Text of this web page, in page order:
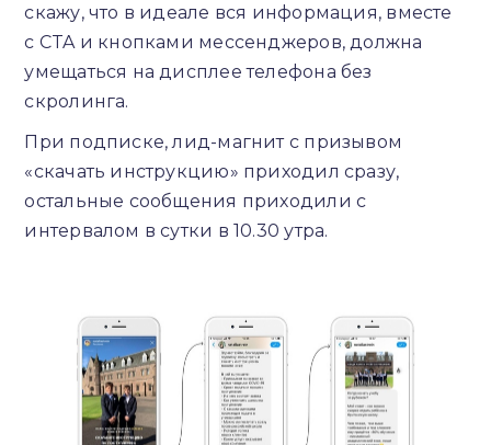
скажу, что в идеале вся информация, вместе
с CTA и кнопками мессенджеров, должна
умещаться на дисплее телефона без
скролинга.
При подписке, лид-магнит с призывом
«скачать инструкцию» приходил сразу,
остальные сообщения приходили с
интервалом в сутки в 10.30 утра.